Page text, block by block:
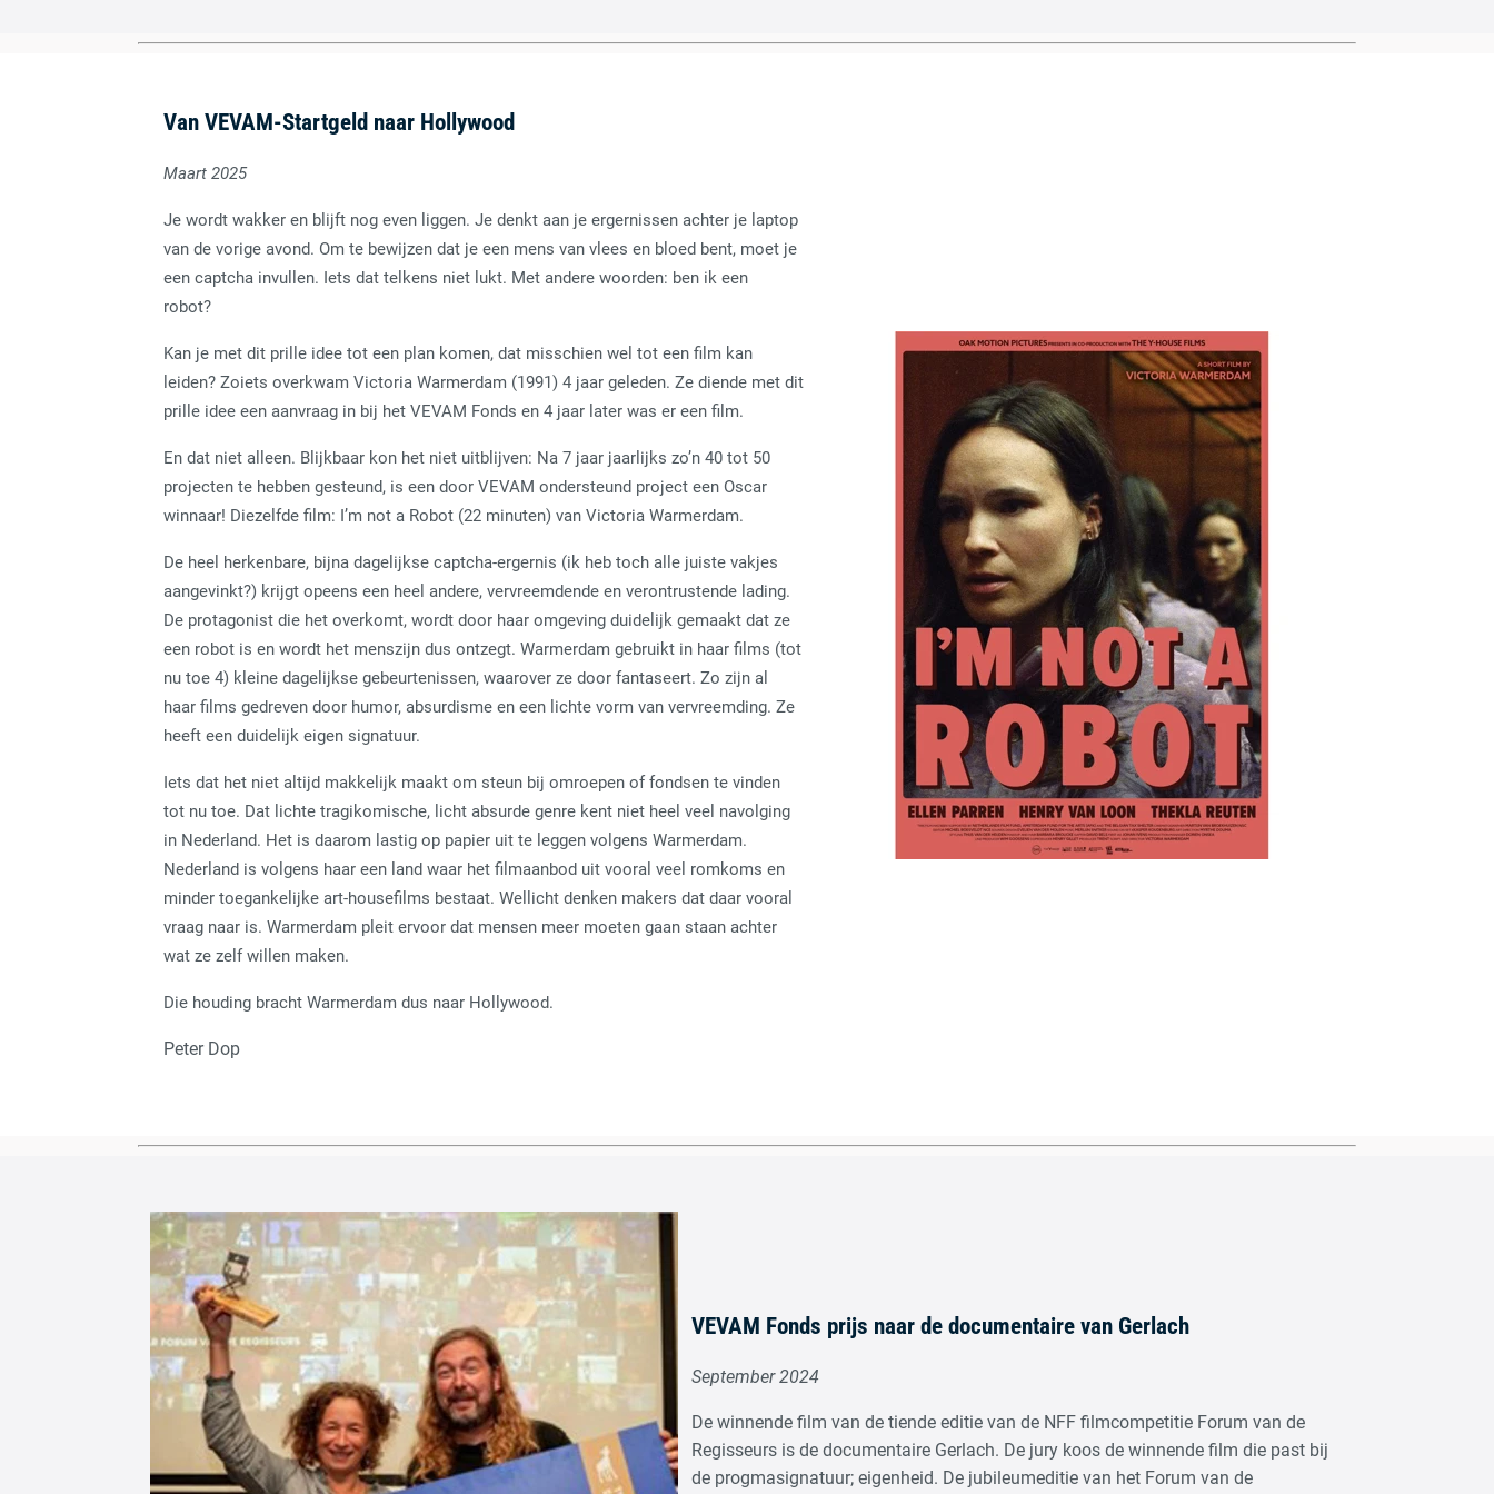
Van VEVAM-Startgeld naar Hollywood
Maart 2025
Je wordt wakker en blijft nog even liggen. Je denkt aan je ergernissen achter je laptop
van de vorige avond. Om te bewijzen dat je een mens van vlees en bloed bent, moet je
een captcha invullen. Iets dat telkens niet lukt. Met andere woorden: ben ik een
robot?
Kan je met dit prille idee tot een plan komen, dat misschien wel tot een film kan
leiden? Zoiets overkwam Victoria Warmerdam (1991) 4 jaar geleden. Ze diende met dit
prille idee een aanvraag in bij het VEVAM Fonds en 4 jaar later was er een film.
En dat niet alleen. Blijkbaar kon het niet uitblijven: Na 7 jaar jaarlijks zo’n 40 tot 50
projecten te hebben gesteund, is een door VEVAM ondersteund project een Oscar
winnaar! Diezelfde film: I’m not a Robot (22 minuten) van Victoria Warmerdam.
De heel herkenbare, bijna dagelijkse captcha-ergernis (ik heb toch alle juiste vakjes
aangevinkt?) krijgt opeens een heel andere, vervreemdende en verontrustende lading.
De protagonist die het overkomt, wordt door haar omgeving duidelijk gemaakt dat ze
een robot is en wordt het menszijn dus ontzegt. Warmerdam gebruikt in haar films (tot
nu toe 4) kleine dagelijkse gebeurtenissen, waarover ze door fantaseert. Zo zijn al
haar films gedreven door humor, absurdisme en een lichte vorm van vervreemding. Ze
heeft een duidelijk eigen signatuur.
Iets dat het niet altijd makkelijk maakt om steun bij omroepen of fondsen te vinden
tot nu toe. Dat lichte tragikomische, licht absurde genre kent niet heel veel navolging
in Nederland. Het is daarom lastig op papier uit te leggen volgens Warmerdam.
Nederland is volgens haar een land waar het filmaanbod uit vooral veel romkoms en
minder toegankelijke art-housefilms bestaat. Wellicht denken makers dat daar vooral
vraag naar is. Warmerdam pleit ervoor dat mensen meer moeten gaan staan achter
wat ze zelf willen maken.
Die houding bracht Warmerdam dus naar Hollywood.
Peter Dop
VEVAM Fonds prijs naar de documentaire van Gerlach
September 2024
De winnende film van de tiende editie van de NFF filmcompetitie Forum van de
Regisseurs is de documentaire Gerlach. De jury koos de winnende film die past bij
de progmasignatuur; eigenheid. De jubileumeditie van het Forum van de